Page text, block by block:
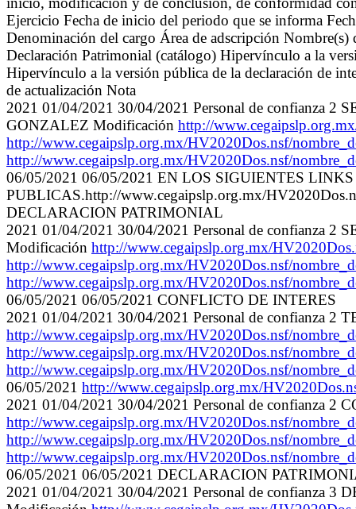
Ejercicio Fecha de inicio del periodo que se informa
Denominación del cargo Área de adscripción
Declaración Patrimonial (catálogo) Hipervínculo a la
Hipervínculo a la versión pública de la declaración de
de actualización Nota
2021 01/04/2021 30/04/2021 Personal de confianza
GONZALEZ Modificación http://
http://www.cegaipslp.org.mx/HV2020Dos.nsf/
http://www.cegaipslp.org.mx/HV2020Dos.nsf/
06/05/2021 06/05/2021 EN LOS SIGUIENTES
PUBLICAS.http://www.cegaipslp.org.mx/
DECLARACION PATRIMONIAL
2021 01/04/2021 30/04/2021 Personal de confianza
Modificación http://www.cegaipslp.org.mx/
http://www.cegaipslp.org.mx/HV2020Dos.nsf/
http://www.cegaipslp.org.mx/HV2020Dos.nsf/
06/05/2021 06/05/2021 CONFLICTO DE INTERES
2021 01/04/2021 30/04/2021 Personal de confianza
http://www.cegaipslp.org.mx/HV2020Dos.nsf/
http://www.cegaipslp.org.mx/HV2020Dos.nsf/
http://www.cegaipslp.org.mx/HV2020Dos.nsf/
06/05/2021 http://www.cegaipslp.org.mx/
2021 01/04/2021 30/04/2021 Personal de
http://www.cegaipslp.org.mx/HV2020Dos.nsf/
http://www.cegaipslp.org.mx/HV2020Dos.nsf/
http://www.cegaipslp.org.mx/HV2020Dos.nsf/
06/05/2021 06/05/2021 DECLARACION
2021 01/04/2021 30/04/2021 Personal de confianza